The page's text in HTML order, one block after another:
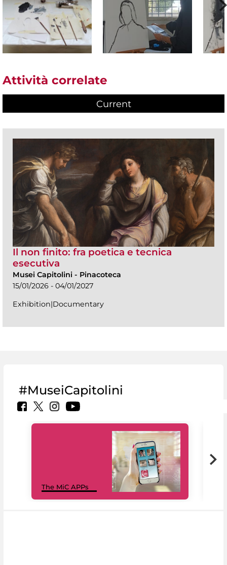
Attività correlate
Current(active tab)
Il non finito: fra poetica e tecnica
esecutiva
Musei Capitolini - Pinacoteca
15/01/2026 - 04/01/2027
Exhibition|Documentary
#MuseiCapitolini
The MiC APPs